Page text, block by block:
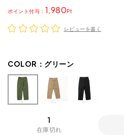
1,980
ポイント
レビューを書く
COLOR： グリーン
1
在庫切れ